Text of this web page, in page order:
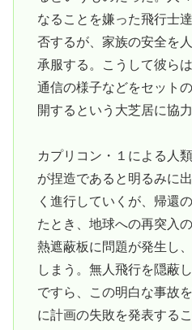
なることを嫌った飛行士
否するが、家族の安全を
承服する。こうして彼ら
通信の様子などをセット
開するという大芝居に協
カプリコン・１による人
が捏造であると明るみに
く進行していくが、帰還
たとき、地球への再突入
熱遮蔽板に問題が発生し
しまう。無人飛行を隠蔽
ですら、この明白な事故
に計画の失敗を発表する